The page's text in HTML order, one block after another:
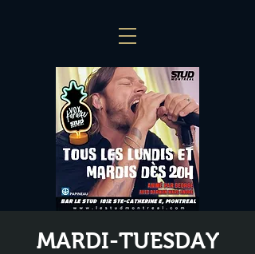
MARDI-TUESDAY